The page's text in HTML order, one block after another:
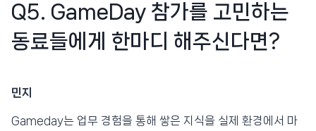
Q5. GameDay 참가를 고민하는
동료들에게 한마디 해주신다면?
민지
Gameday는 업무 경험을 통해 쌓은 지식을 실제 환경에서 마